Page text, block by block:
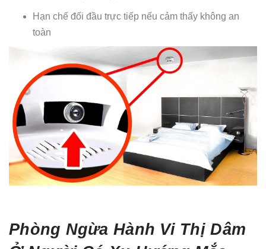
Hạn chế đối đầu trực tiếp nếu cảm thấy không an
toàn
Phòng Ngừa Hành Vi Thị Dâm